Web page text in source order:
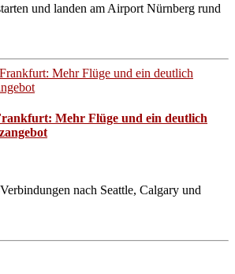
und landen am Airport Nürnberg rund
Mehr Flüge und ein deutlich
nach Seattle, Calgary und